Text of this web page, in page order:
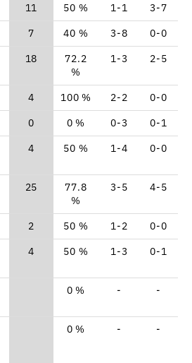
11 50 % 1-1 3-7
7 40 % 3-8 0-0
18
72.2
%
1-3 2-5
4 100 % 2-2 0-0
0 0 % 0-3 0-1
4 50 % 1-4 0-0
25
77.8
%
3-5 4-5
2 50 % 1-2 0-0
4 50 % 1-3 0-1
0 % - -
0 % - -